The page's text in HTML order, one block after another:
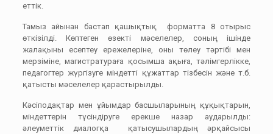
еттік.
Тамыз айынан бастап қашықтық форматта 8 отырыс
өткізілді. Көптеген өзекті мәселелер, соның ішінде
жалақыны есептеу ережелеріне, оны төлеу тәртібі мен
мерзіміне, магистратураға қосымша ақыға, тәлімгерлікке,
педагогтер жүргізуге міндетті құжаттар тізбесін және т.б.
қатысты мәселелер қарастырылды.
Кәсіподақтар мен ұйымдар басшыларының құқықтарын,
міндеттерін түсіндіруге ерекше назар аударылды:
әлеуметтік диалогқа қатысушылардың әрқайсысы